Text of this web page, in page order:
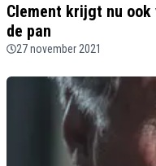
Clement krijgt nu
de pan
27 november 2021